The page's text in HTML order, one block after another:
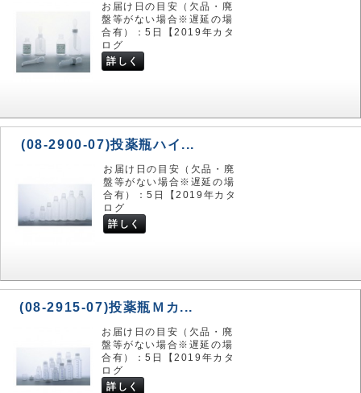
お届け日の目安（欠品・廃
盤等がない場合※遅延の場
合有）：5日【2019年カタ
ログ
詳しく
(08-2900-07)投薬瓶ハイ...
お届け日の目安（欠品・廃
盤等がない場合※遅延の場
合有）：5日【2019年カタ
ログ
詳しく
(08-2915-07)投薬瓶Ｍカ...
お届け日の目安（欠品・廃
盤等がない場合※遅延の場
合有）：5日【2019年カタ
ログ
詳しく